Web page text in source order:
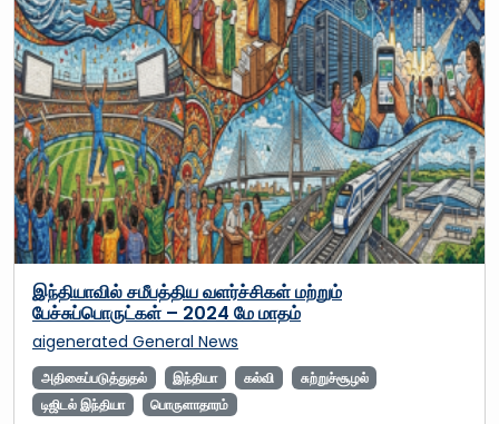
இந்தியாவில் சமீபத்திய வளர்ச்சிகள் மற்றும்
பேச்சுப்பொருட்கள் – 2024 மே மாதம்
aigenerated General News
அதிகைப்படுத்துதல் இந்தியா கல்வி
சுற்றுச்சூழல்
டிஜிடல் இந்தியா
பொருளாதாரம்